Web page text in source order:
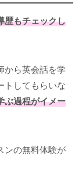
歴もチェックし
から英会話を学
トしてもらいな
ぶ過程がイメー
ンの無料体験が